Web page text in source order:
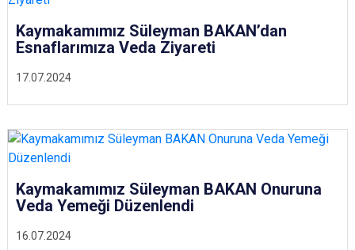
17.07.2024
Kaymakamımız Süleyman BAKAN’dan
Esnaflarımıza Veda Ziyareti
16.07.2024
Kaymakamımız Süleyman BAKAN Onuruna
Veda Yemeği Düzenlendi